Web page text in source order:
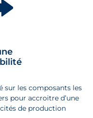
sur les composants les
pour accroitre d’une
de production